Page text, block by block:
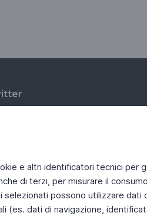
e altri identificatori tecnici per
di terzi, per misurare il
possono utilizzare
dati di navigazione,